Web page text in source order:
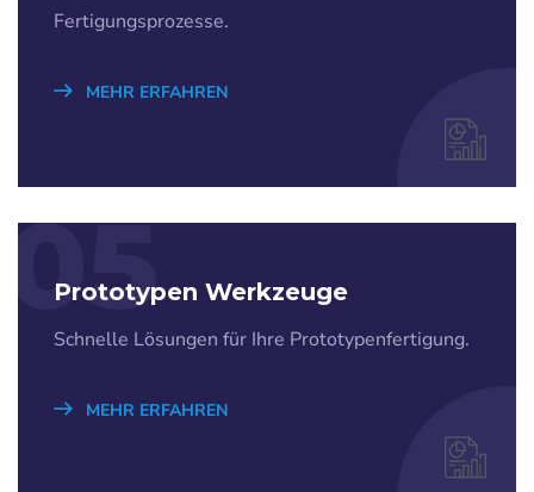
Fertigungsprozesse.
MEHR ERFAHREN
05
Prototypen Werkzeuge
Schnelle Lösungen für Ihre Prototypenfertigung.
MEHR ERFAHREN